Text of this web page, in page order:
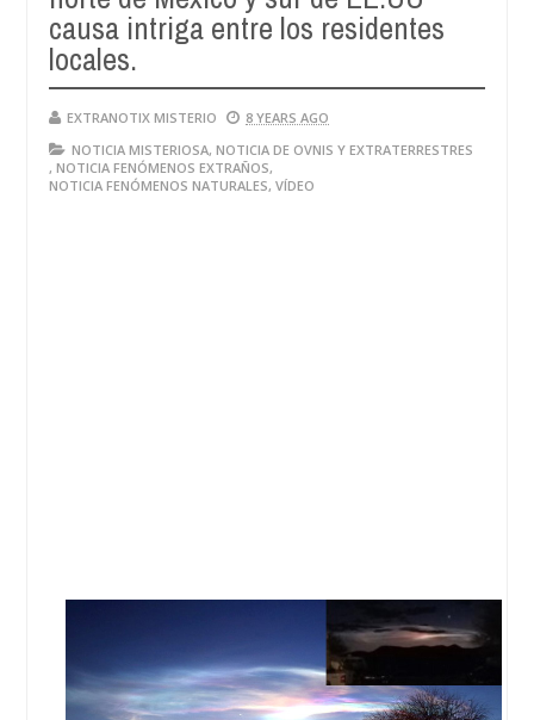
causa intriga entre los residentes
locales.
EXTRANOTIX MISTERIO
8 YEARS AGO
NOTICIA MISTERIOSA, NOTICIA DE OVNIS Y EXTRATERRESTRES
, NOTICIA FENÓMENOS EXTRAÑOS,
NOTICIA FENÓMENOS NATURALES, VÍDEO